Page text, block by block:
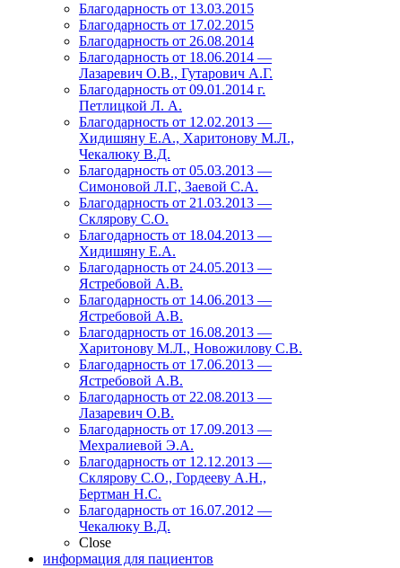
Благодарность от 13.03.2015
Благодарность от 17.02.2015
Благодарность от 26.08.2014
Благодарность от 18.06.2014 —
Лазаревич О.В., Гутарович А.Г.
Благодарность от 09.01.2014 г.
Петлицкой Л. А.
Благодарность от 12.02.2013 —
Хидишяну Е.А., Харитонову М.Л.,
Чекалюку В.Д.
Благодарность от 05.03.2013 —
Симоновой Л.Г., Заевой С.А.
Благодарность от 21.03.2013 —
Склярову С.О.
Благодарность от 18.04.2013 —
Хидишяну Е.А.
Благодарность от 24.05.2013 —
Ястребовой А.В.
Благодарность от 14.06.2013 —
Ястребовой А.В.
Благодарность от 16.08.2013 —
Харитонову М.Л., Новожилову С.В.
Благодарность от 17.06.2013 —
Ястребовой А.В.
Благодарность от 22.08.2013 —
Лазаревич О.В.
Благодарность от 17.09.2013 —
Мехралиевой Э.А.
Благодарность от 12.12.2013 —
Склярову С.О., Гордееву А.Н.,
Бертман Н.С.
Благодарность от 16.07.2012 —
Чекалюку В.Д.
Close
информация для пациентов